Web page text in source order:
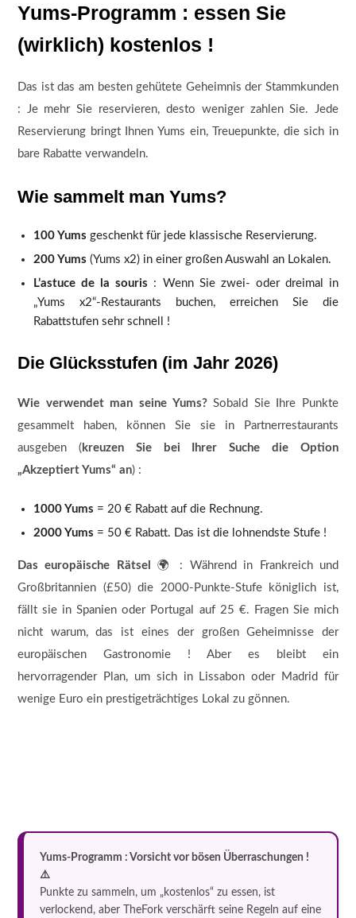
Yums-Programm : essen Sie
(wirklich) kostenlos !
Das ist das am besten gehütete Geheimnis der Stammkunden
: Je mehr Sie reservieren, desto weniger zahlen Sie. Jede
Reservierung bringt Ihnen Yums ein, Treuepunkte, die sich in
bare Rabatte verwandeln.
Wie sammelt man Yums?
100 Yums geschenkt für jede klassische Reservierung.
200 Yums (Yums x2) in einer großen Auswahl an Lokalen.
L’astuce de la souris : Wenn Sie zwei- oder dreimal in
„Yums x2“-Restaurants buchen, erreichen Sie die
Rabattstufen sehr schnell !
Die Glücksstufen (im Jahr 2026)
Wie verwendet man seine Yums?Sobald Sie Ihre Punkte
gesammelt haben, können Sie sie in Partnerrestaurants
ausgeben ( kreuzen Sie bei Ihrer Suche die Option
„Akzeptiert Yums“ an) :
1000 Yums = 20 € Rabatt auf die Rechnung.
2000 Yums = 50 € Rabatt. Das ist die lohnendste Stufe !
Das europäische Rätsel
🌍 : Während in Frankreich und
Großbritannien (£50) die 2000-Punkte-Stufe königlich ist,
fällt sie in Spanien oder Portugal auf 25 €. Fragen Sie mich
nicht warum, das ist eines der großen Geheimnisse der
europäischen Gastronomie ! Aber es bleibt ein
hervorragender Plan, um sich in Lissabon oder Madrid für
wenige Euro ein prestigeträchtiges Lokal zu gönnen.
Yums-Programm : Vorsicht vor bösen Überraschungen !
⚠️
Punkte zu sammeln, um „kostenlos“ zu essen, ist
verlockend, aber TheFork verschärft seine Regeln auf eine